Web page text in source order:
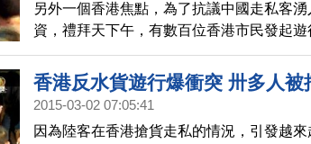
奶，打倒共產黨」，下午四點時，約十名
人士，後來，警方兩度釋放胡椒噴霧，至
經在上水、屯門、沙田等同樣
另外一個香港焦點，為了抗議中國走私客
資，禮拜天下午，有數百位香港市民發起
自由行「一簽多行」和杜絕走私，不過，
時代廣場二樓發生了衝突，港警出動警棍驅
霧，有十三人遭到拘捕。
香港反水貨遊行爆衝突 卅多人被
2015-03-02 07:05:41
因為陸客在香港搶貨走私的情況，引發越